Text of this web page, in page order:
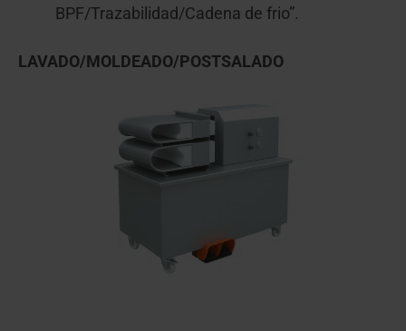
BPF/Trazabilidad/Cadena de frio”.
LAVADO/MOLDEADO/POSTSALADO